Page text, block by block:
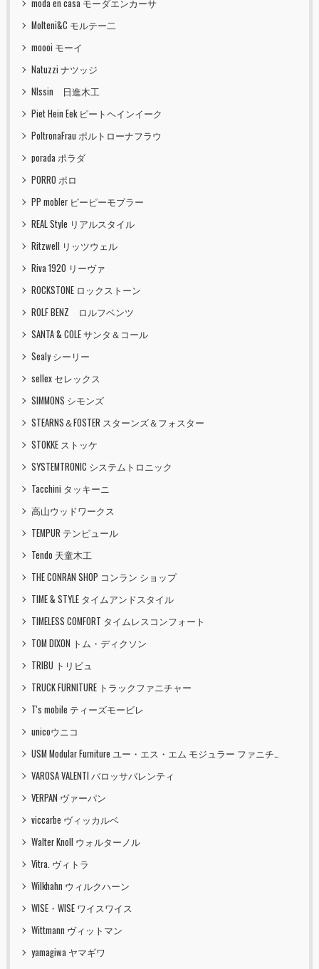
moda en casa モーダエンカーサ
Molteni&C モルテー二
moooi モーイ
Natuzzi ナツッジ
NIssin 日進木工
Piet Hein Eek ピートヘインイーク
PoltronaFrau ポルトローナフラウ
porada ポラダ
PORRO ポロ
PP mobler ピーピーモブラー
REAL Style リアルスタイル
Ritzwell リッツウェル
Riva 1920 リーヴァ
ROCKSTONE ロックストーン
ROLF BENZ ロルフベンツ
SANTA & COLE サンタ＆コール
Sealy シーリー
sellex セレックス
SIMMONS シモンズ
STEARNS＆FOSTER スターンズ＆フォスター
STOKKE ストッケ
SYSTEMTRONIC システムトロニック
Tacchini タッキーニ
高山ウッドワークス
TEMPUR テンピュール
Tendo 天童木工
THE CONRAN SHOP コンラン ショップ
TIME & STYLE タイムアンドスタイル
TIMELESS COMFORT タイムレスコンフォート
TOM DIXON トム・ディクソン
TRIBU トリビュ
TRUCK FURNITURE トラックファニチャー
T's mobile ティーズモービレ
unicoウニコ
USM Modular Furniture ユー・エス・エム モジュラー ファニチャー
VAROSA VALENTI バロッサバレンティ
VERPAN ヴァーパン
viccarbe ヴィッカルベ
Walter Knoll ウォルターノル
Vitra. ヴィトラ
Wilkhahn ウィルクハーン
WISE・WISE ワイスワイス
Wittmann ヴィットマン
yamagiwa ヤマギワ